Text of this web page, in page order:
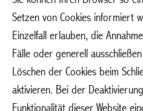
Setzen von Cookies informiert
Einzelfall erlauben, die
Fälle oder generell
Löschen der Cookies beim
aktivieren. Bei der
Funktionalität dieser Website